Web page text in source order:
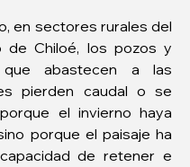
en sectores rurales del
de Chiloé, los pozos y
que abastecen a las
pierden caudal o se
el invierno haya
porque el paisaje ha
de retener e